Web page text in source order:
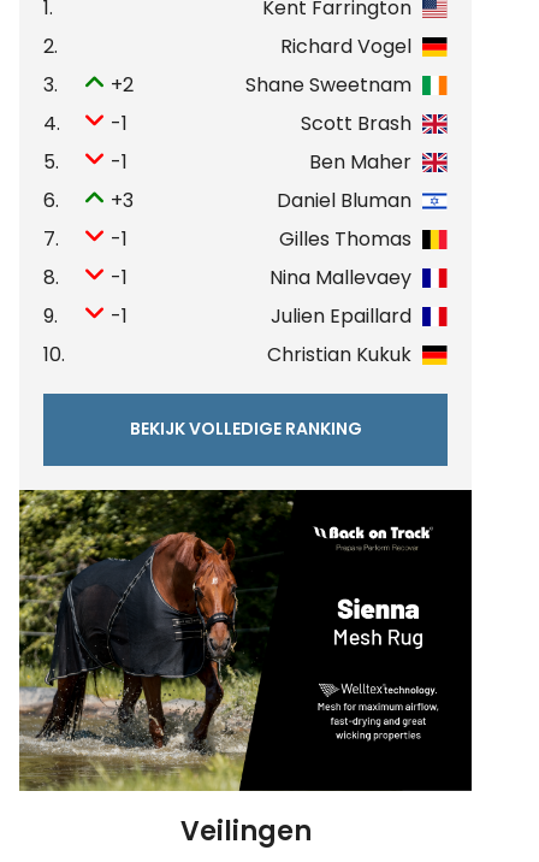
1.
Kent Farrington
2.
Richard Vogel
3.
+2
Shane Sweetnam
4.
-1
Scott Brash
5.
-1
Ben Maher
6.
+3
Daniel Bluman
7.
-1
Gilles Thomas
8.
-1
Nina Mallevaey
9.
-1
Julien Epaillard
10.
Christian Kukuk
BEKIJK VOLLEDIGE RANKING
Veilingen